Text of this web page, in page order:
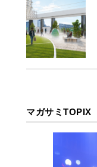
マガサミTOPIX